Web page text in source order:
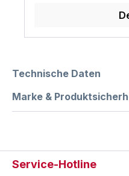
Technische Daten
Marke &
Service-Hotline